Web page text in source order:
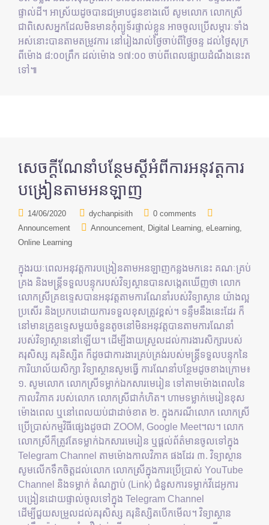
ផ្ទាល់ដី។ អាស្រ័យដូចបានជម្រាបជូនខាងលើ សូមលោក លោកស្រី
ជាពិសេសអ្នកដែលមិនមានកុំព្យូទ័រផ្ទាល់ខ្លួន អាចចូលប្រើសម្ភារៈទាំង
អស់នោះបានតាមតម្រូវការ នៅរៀងរាល់ថ្ងៃចាប់ពីថ្ងៃចន្ទ ដល់ថ្ងៃសុក្រ
ពីម៉ោង ៨:០០ព្រឹក ដល់ម៉ោង ១៧:០០ ចាប់ពីពេលផ្សាយដំណឹងនេះត
ទៅ៕
សេចក្តីណែនាំបន្ថែមស្តីអំពីការអនុវត្តការ
បង្រៀនតាមអនឡាញ
14/06/2020 dychanpisith
0 comments
Announcement
Announcement Digital Learning eLearning
Online Learning
ក្នុងរយៈពេលអនុវត្តការបង្រៀនតាមអនឡាញកន្លងមកនេះ គណៈគ្រប់
គ្រង និងមន្ត្រីទទួលបន្ទុករបស់វិទ្យស្ថានបានសង្កេតឃើញថា លោក
លោកស្រីគ្រឧទ្ទេសបានអនុវត្តតាមការណែនាំរបស់វិទ្យាស្ថាន យ៉ាងល្អ
ប្រសើរ និងប្រកបដោយការទទួលខុសត្រូវខ្ពស់។ ទន្ទឹមនឹងនេះដែរ ក៏
នៅមានគ្រូឧទ្ទេសមួយចំនួនតូចនៅមិនអនុវត្តបានតាមការណែនាំ
របស់វិទ្យាស្ថាននៅឡើយ។ ដើម្បីងាយស្រួលដល់ការងារសិក្សារបស់
គរុសិស្ស គរុនិស្សិត ក៏ដូចជាការងារគ្រប់គ្រង់របស់មន្ត្រីទទួលបន្ទុកនៃ
ការិយាល័យសិក្សា វិទ្យាស្ថានសូមធ្វើ ការណែនាំបន្ថែមដូចខាងក្រោម៖
១. សូមលោក លោកស្រីទម្លាក់ឯកសារមេរៀន ទៅតាមម៉ោងពេលនៃ
កាលវិភាគ របស់លោក លោកស្រីជាកំហិត។ ហាមទម្លាក់មេរៀនខុស
ម៉ោងពេល ឬនៅពេលយប់ជាដាច់ខាត ២. ក្នុងករណីលោក លោកស្រី
ប្រើប្រាស់កម្មវិធីផ្សេងដូចជា ZOOM, Google Meet។ល។ លោក
លោកស្រីក៏ត្រូវតែទម្លាក់ឯកសារមេរៀន ឬផ្តល់ព័ត៌មានចូលទៅក្នុង
Telegram Channel តាមម៉ោងកាលវិភាគ ផងដែរ ៣. វិទ្យាស្ថាន
សូមលើកទឹកចិត្តដល់លោក លោកស្រីក្នុងការប្រើប្រាស់ YouTube
Channel និងទម្លាក់ តំណភ្ជាប់ (Link) ជំនួសការទម្លាក់វីដេអូការ
បង្រៀនដោយផ្ទាល់ចូលទៅក្នុង Telegram Channel
ដើម្បីជួយសម្រួលដល់គរុសិស្ស គរុនិស្សិតបើកមើល។ វិទ្យាស្ថាន